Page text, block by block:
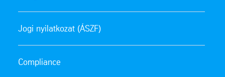
Jogi nyilatkozat (ÁSZF)
Compliance